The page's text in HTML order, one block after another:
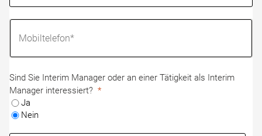
Sind Sie Interim Manager oder an einer Tätigkeit als Interim
Manager interessiert?
Ja
Nein